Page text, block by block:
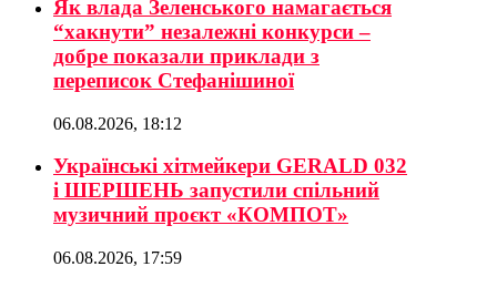
Як влада Зеленського намагається
“хакнути” незалежні конкурси –
добре показали приклади з
переписок Стефанішиної
06.08.2026, 18:12
Українські хітмейкери GERALD 032
і ШЕРШЕНЬ запустили спільний
музичний проєкт «КОМПОТ»
06.08.2026, 17:59